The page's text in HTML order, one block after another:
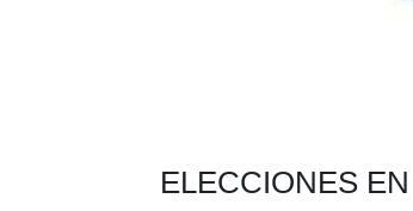
ELECCIONES